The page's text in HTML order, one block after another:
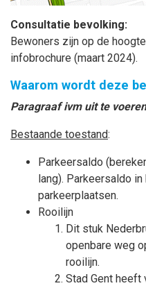
Consultatie bevolking:
Bewoners zijn op de
infobrochure (maart 2024).
Waarom wordt deze
Paragraaf ivm uit te
Bestaande toestand:
Parkeersaldo
lang). Parkeersaldo
parkeerplaatsen.
Rooilijn
Dit stuk
openbare weg
rooilijn.
Stad Gent heeft